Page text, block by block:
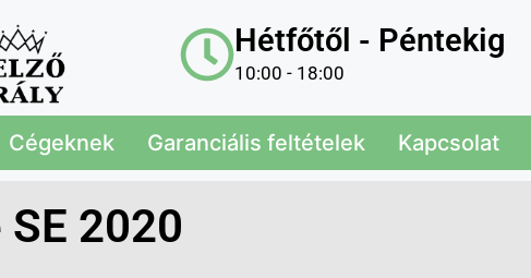
Hétfőtől - Péntekig
10:00 - 18:00
Cégeknek Garanciális feltételek Kapcsolat
2020